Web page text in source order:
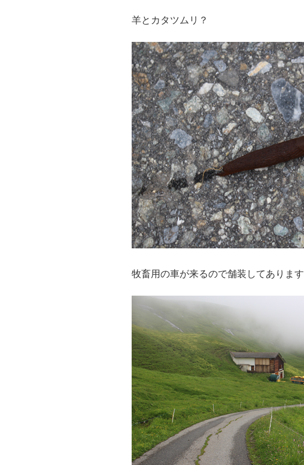
羊とカタツムリ？
牧畜用の車が来るので舗装してあります